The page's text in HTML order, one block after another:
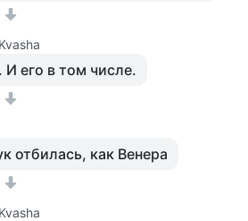
И его в том числе.
отбилась, как Венера